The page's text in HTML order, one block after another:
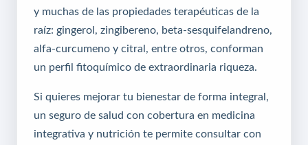
y muchas de las propiedades terapéuticas de la
raíz: gingerol, zingibereno, beta-sesquifelandreno,
alfa-curcumeno y citral, entre otros, conforman
un perfil fitoquímico de extraordinaria riqueza.
Si quieres mejorar tu bienestar de forma integral,
un seguro de salud con cobertura en medicina
integrativa y nutrición te permite consultar con